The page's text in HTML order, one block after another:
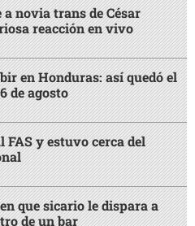
novia trans de César
reacción en vivo
en Honduras: así quedó el
de agosto
y estuvo cerca del
que sicario le dispara a
de un bar